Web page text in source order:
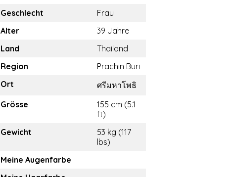
Geschlecht
Frau
Alter
39 Jahre
Land
Thailand
Region
Prachin Buri
Ort
ศรีมหาโพธิ
Grösse
155 cm (5.1
ft)
Gewicht
53 kg (117
lbs)
Meine Augenfarbe